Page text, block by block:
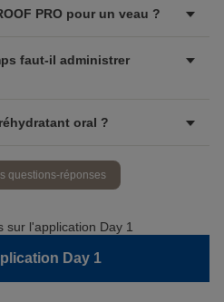
PRO pour un veau ?
faut-il administrer
oral ?
questions-réponses
Day 1